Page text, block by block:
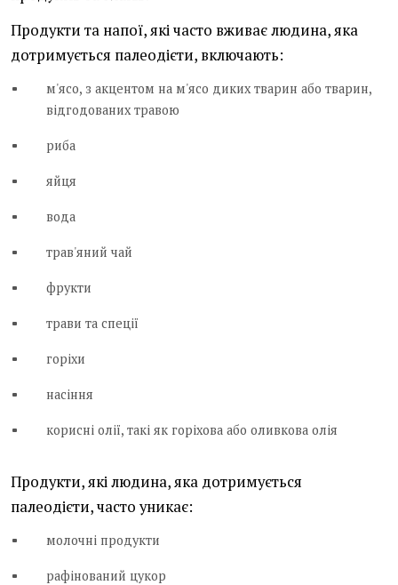
Продукти та напої, які часто вживає людина, яка
дотримується палеодієти, включають:
м'ясо, з акцентом на м'ясо диких тварин або тварин,
відгодованих травою
риба
яйця
вода
трав'яний чай
фрукти
трави та спеції
горіхи
насіння
корисні олії, такі як горіхова або оливкова олія
Продукти, які людина, яка дотримується
палеодієти, часто уникає:
молочні продукти
рафінований цукор